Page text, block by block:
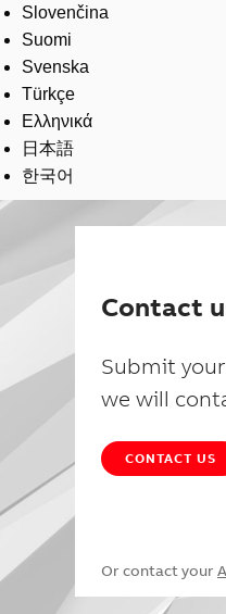
Slovenčina
Suomi
Svenska
Türkçe
Ελληνικά
日本語
한국어
Contact
Submit
we will
CONTACT US
Or contact your